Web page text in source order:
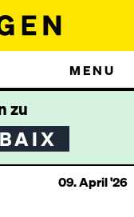
MENU
zu
09. April '26